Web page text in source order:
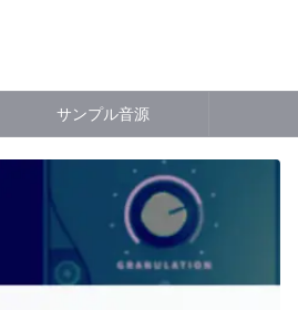
サンプル音源